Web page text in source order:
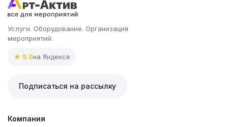
Услуги. Оборудование. Организация
мероприятий.
★ 5.0на Яндексе
Подписаться на рассылку
Компания